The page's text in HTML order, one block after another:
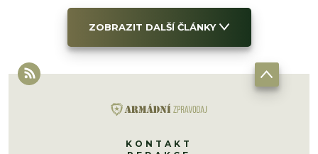
ZOBRAZIT DALŠÍ ČLÁNKY
KONTAKT